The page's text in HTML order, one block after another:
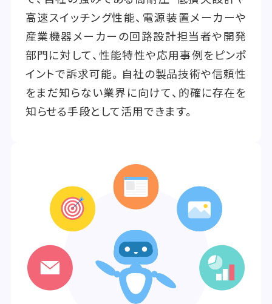
高速スイッチング性能、電源装置メーカーや
産業機器メーカーの回路設計担当者や開発
部門に対して、性能特性や応用事例をピンポ
イントで訴求可能。自社の製品技術や信頼性
をまだ知らない業界に向けて、的確に存在を
知らせる手段として活用できます。